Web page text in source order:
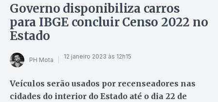
Governo disponibiliza carros
para IBGE concluir Censo 2022 no
Estado
PH Mota 12 janeiro 2023 às 12h15
Veículos serão usados por recenseadores nas
cidades do interior do Estado até o dia 22 de